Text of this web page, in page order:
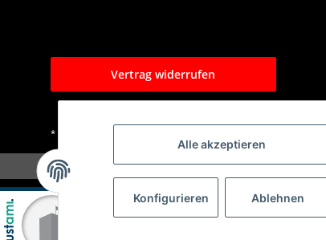
Alle akzeptieren
Konfigurieren Ablehnen
Vertrag widerrufen
* Alle Preise inkl. gesetzlicher USt., zzgl.